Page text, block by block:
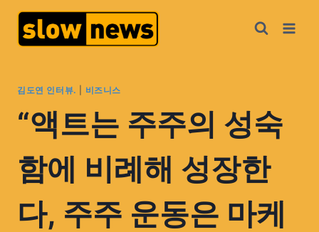
김도연 인터뷰. 비즈니스
“액트는 주주의 성숙
함에 비례해 성장한
다, 주주 운동은 마케